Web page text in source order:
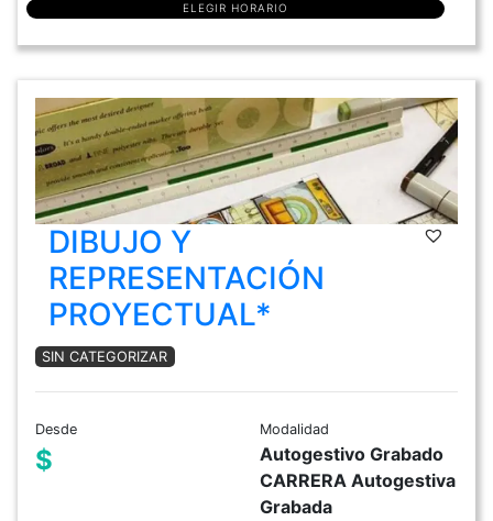
ELEGIR HORARIO
DIBUJO Y
REPRESENTACIÓN
PROYECTUAL*
SIN CATEGORIZAR
Desde
$
Modalidad
Autogestivo Grabado
CARRERA Autogestiva
Grabada